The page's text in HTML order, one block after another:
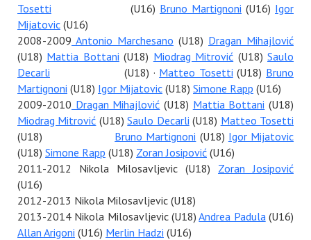
Tosetti (U16) Bruno Martignoni (U16) Igor
Mijatovic (U16)
2008-2009 Antonio Marchesano (U18) Dragan Mihajlović
(U18) Mattia Bottani (U18) Miodrag Mitrović (U18)Saulo
Decarli (U18) · Matteo Tosetti (U18) Bruno
Martignoni (U18) Igor Mijatovic (U18) Simone Rapp (U16)
2009-2010 Dragan Mihajlović (U18) Mattia Bottani (U18)
Miodrag Mitrović (U18)Saulo Decarli (U18) Matteo Tosetti
(U18) Bruno Martignoni (U18) Igor Mijatovic
(U18) Simone Rapp (U18) Zoran Josipović (U16)
2011-2012 Nikola Milosavljevic (U18) Zoran Josipović
(U16)
2012-2013 Nikola Milosavljevic (U18)
2013-2014 Nikola Milosavljevic (U18)Andrea Padula (U16)
Allan Arigoni (U16) Merlin Hadzi (U16)